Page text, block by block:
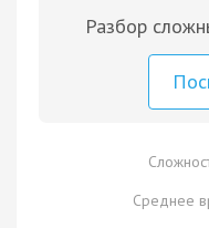
Разбор
Среднее